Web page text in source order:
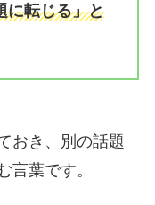
に転じる」と
おき、別の話題
言葉です。